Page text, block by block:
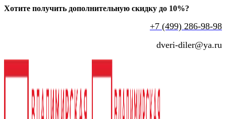
Хотите получить дополнительную скидку до 10%?
+7 (499) 286-98-98
dveri-diler@ya.ru